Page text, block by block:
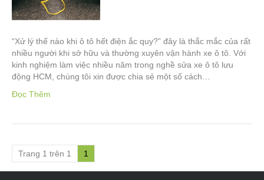
“Xử lý thế nào khi ô tô hết điện ắc quy?” đây là thắc mắc của rất
nhiều người khi sở hữu và thường xuyên vận hành xe ô tô. Với
kinh nghiệm làm việc nhiều năm trong nghề sửa xe ô tô lưu
động HCM, chúng tôi xin được chia sẻ một số cách…
Đọc Thêm
Trang 1 trên 1 1